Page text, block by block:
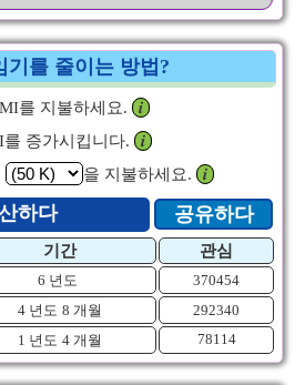
기를 줄이는 방법?
를 지불하세요.
𝒊
증가시킵니다.
𝒊
을 지불하세요. 𝒊
하다 공유하다
기간
관심
6 년도 370454
4 년도 8 개월 292340
1 년도 4 개월 78114